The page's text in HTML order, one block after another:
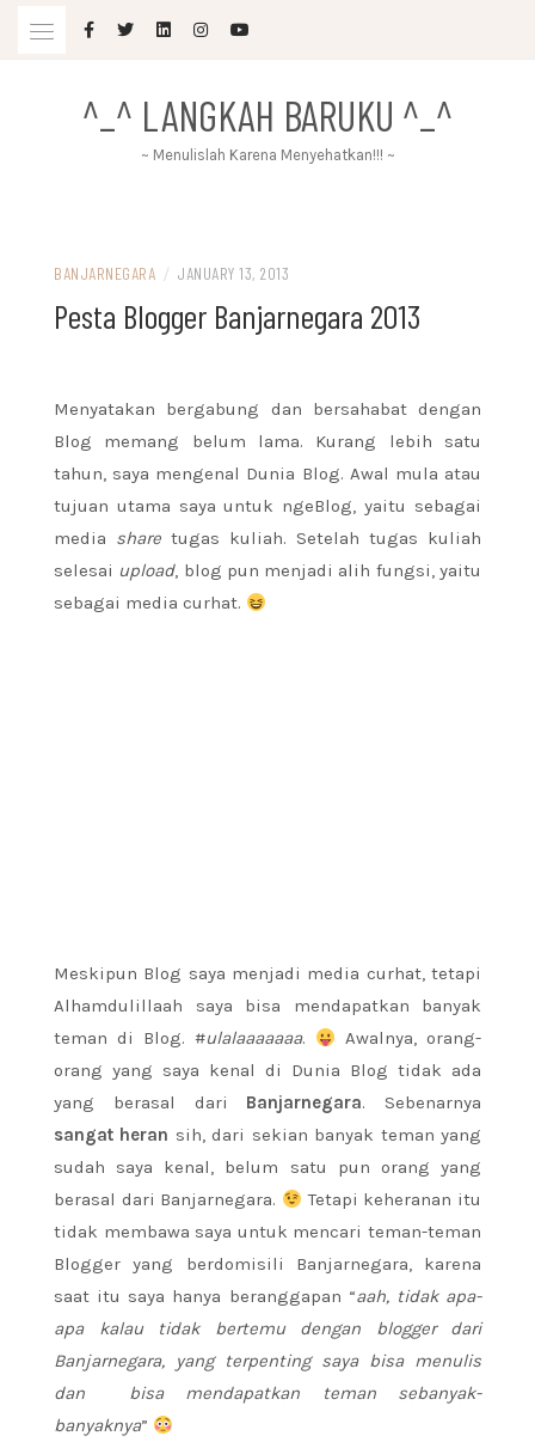
^_^ LANGKAH BARUKU ^_^
~ Menulislah Karena Menyehatkan!!! ~
BANJARNEGARA / JANUARY 13, 2013
Pesta Blogger Banjarnegara 2013
Menyatakan bergabung dan bersahabat dengan
Blog memang belum lama. Kurang lebih satu
tahun, saya mengenal Dunia Blog. Awal mula atau
tujuan utama saya untuk ngeBlog, yaitu sebagai
media share tugas kuliah. Setelah tugas kuliah
selesai upload, blog pun menjadi alih fungsi, yaitu
sebagai media curhat.
Meskipun Blog saya menjadi media curhat, tetapi
Alhamdulillaah saya bisa mendapatkan banyak
teman di Blog. #ulalaaaaaaa.
Awalnya, orang-
orang yang saya kenal di Dunia Blog tidak ada
yang berasal dari Banjarnegara. Sebenarnya
sangat heran sih, dari sekian banyak teman yang
sudah saya kenal, belum satu pun orang yang
berasal dari Banjarnegara.
Tetapi keheranan itu
tidak membawa saya untuk mencari teman-teman
Blogger yang berdomisili Banjarnegara, karena
saat itu saya hanya beranggapan “aah, tidak apa-
apa kalau tidak bertemu dengan blogger dari
Banjarnegara, yang terpenting saya bisa menulis
dan bisa mendapatkan teman sebanyak-
banyaknya”